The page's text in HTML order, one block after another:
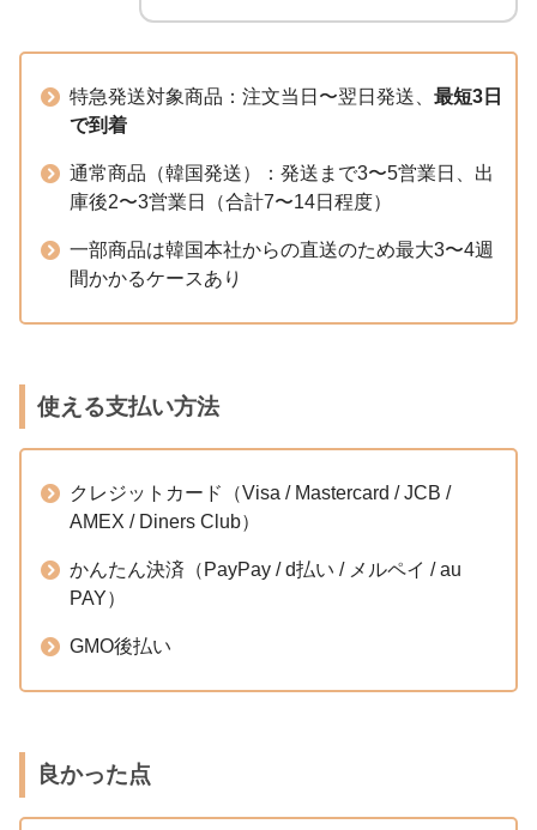
特急発送対象商品：注文当日〜翌日発送、 最短3日
で到着
通常商品（韓国発送）：発送まで3〜5営業日、出
庫後2〜3営業日（合計7〜14日程度）
一部商品は韓国本社からの直送のため最大3〜4週
間かかるケースあり
使える支払い方法
クレジットカード（Visa / Mastercard / JCB /
AMEX / Diners Club）
かんたん決済（PayPay / d払い / メルペイ / au
PAY）
GMO後払い
良かった点